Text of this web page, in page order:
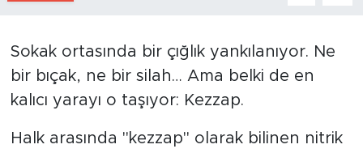
Sokak ortasında bir çığlık yankılanıyor. Ne
bir bıçak, ne bir silah… Ama belki de en
kalıcı yarayı o taşıyor: Kezzap.
Halk arasında "kezzap" olarak bilinen nitrik